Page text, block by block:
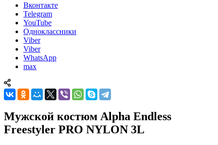
Вконтакте
Telegram
YouTube
Одноклассники
Viber
Viber
WhatsApp
max
Мужской костюм Alpha Endless
Freestyler PRO NYLON 3L